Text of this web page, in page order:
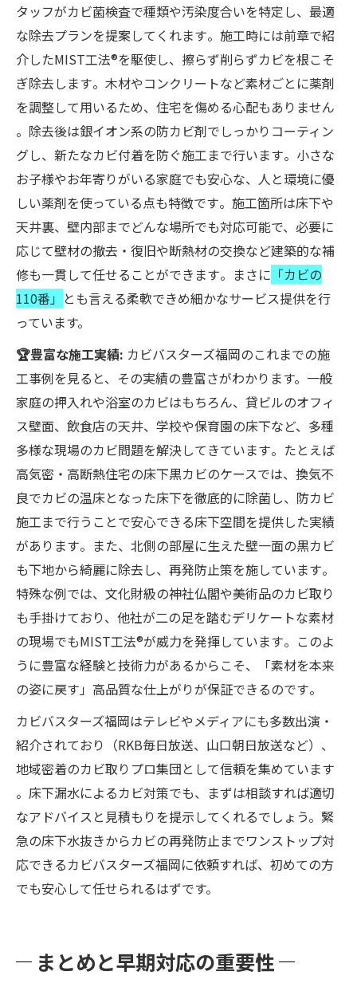
タッフがカビ菌検査で種類や汚染度合いを特定し、最適
な除去プランを提案してくれます​。施工時には前章で紹
介したMIST工法®を駆使し、擦らず削らずカビを根こそ
ぎ除去します​。木材やコンクリートなど素材ごとに薬剤
を調整して用いるため、住宅を傷める心配もありません​
。除去後は銀イオン系の防カビ剤でしっかりコーティン
グし、新たなカビ付着を防ぐ施工まで行います​。小さな
お子様やお年寄りがいる家庭でも安心な、人と環境に優
しい薬剤を使っている点も特徴です​。施工箇所は床下や
天井裏、壁内部までどんな場所でも対応可能で、必要に
応じて壁材の撤去・復旧や断熱材の交換など建築的な補
修も一貫して任せることができます​。まさに 「カビの
110番」 とも言える柔軟できめ細かなサービス提供を行
っています。
🏆豊富な施工実績: カビバスターズ福岡のこれまでの施
工事例を見ると、その実績の豊富さがわかります。一般
家庭の押入れや浴室のカビはもちろん、貸ビルのオフィ
ス壁面、飲食店の天井、学校や保育園の床下など、多種
多様な現場のカビ問題を解決してきています​。たとえば
高気密・高断熱住宅の床下黒カビのケースでは、換気不
良でカビの温床となった床下を徹底的に除菌し、防カビ
施工まで行うことで安心できる床下空間を提供した実績
があります​。また、北側の部屋に生えた壁一面の黒カビ
も下地から綺麗に除去し、再発防止策を施しています​。
特殊な例では、文化財級の神社仏閣や美術品のカビ取り
も手掛けており、他社が二の足を踏むデリケートな素材
の現場でもMIST工法®が威力を発揮しています​。このよ
うに豊富な経験と技術力があるからこそ、「素材を本来
の姿に戻す」高品質な仕上がりが保証できるのです​。
カビバスターズ福岡はテレビやメディアにも多数出演・
紹介されており（RKB毎日放送、山口朝日放送など）​、
地域密着のカビ取りプロ集団として信頼を集めています​
。床下漏水によるカビ対策でも、まずは相談すれば適切
なアドバイスと見積もりを提示してくれるでしょう。緊
急の床下水抜きからカビの再発防止までワンストップ対
応できるカビバスターズ福岡に依頼すれば、初めての方
でも安心して任せられるはずです。
まとめと早期対応の重要性